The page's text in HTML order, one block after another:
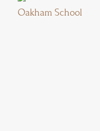
Oakham School